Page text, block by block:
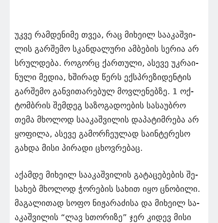
უკვე რამ­დე­ნი­მე თვეა, რაც მი­ხე­ილ სა­ა­კაშ­ვი­
ლის გარ­შე­მო სკან­და­ლუ­რი ამ­ბე­ბის სე­რია არ
სრულ­დე­ბა. რო­გორც ქარ­თუ­ლი, ასე­ვე უკ­რა­ი­
ნუ­ლი მე­დია, ხში­რად წერს ექ­სპრე­ზი­დენ­ტის
გარ­შე­მო გან­ვი­თა­რე­ბულ მოვ­ლე­ნებ­ზე. 1 ოქ­
ტომ­ბრის შემ­დეგ სა­ზო­გა­დო­ე­ბის სა­სა­უბ­რო
თემა მხო­ლოდ სა­ა­კაშ­ვი­ლის და­პა­ტიმ­რე­ბა არ
ყო­ფი­ლა, ასე­ვე გა­მორ­ჩე­უ­ლად სა­ინ­ტე­რე­სო
გახ­და მისი პი­რა­დი ცხოვ­რე­ბაც.
აქამ­დე მი­ხე­ილ სა­ა­კაშ­ვი­ლის გა­ტა­ცე­ბე­ბის შე­
სა­ხებ მხო­ლოდ ჭო­რე­ბის სა­ხით იყო ცნო­ბი­ლი.
მა­გა­ლი­თად სოფო ნი­ჟა­რა­ძი­სა და მი­ხე­ილ სა­
ა­კაშ­ვი­ლის “ლავ სთო­რი­ზე” ჯერ კი­დევ მისი